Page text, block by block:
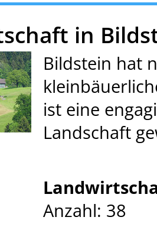
in
Bildstein hat
ist eine
Landschaft
Anzahl: 38